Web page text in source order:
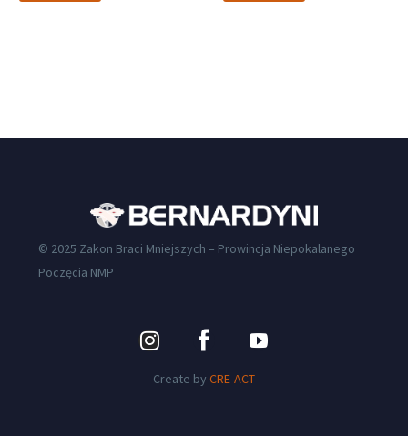
© 2025 Zakon Braci Mniejszych – Prowincja Niepokalanego
Poczęcia NMP
Create by CRE-ACT